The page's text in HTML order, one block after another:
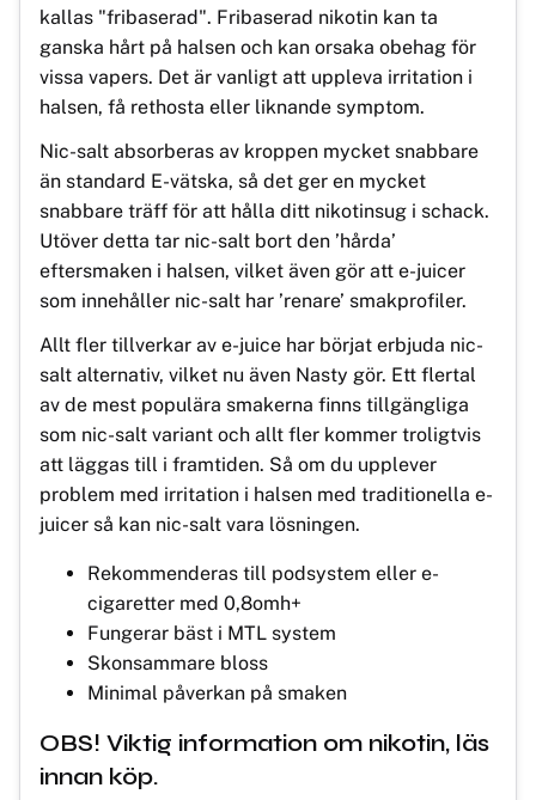
kallas "fribaserad". Fribaserad nikotin kan ta
ganska hårt på halsen och kan orsaka obehag för
vissa vapers. Det är vanligt att uppleva irritation i
halsen, få rethosta eller liknande symptom.
Nic-salt absorberas av kroppen mycket snabbare
än standard E-vätska, så det ger en mycket
snabbare träff för att hålla ditt nikotinsug i schack.
Utöver detta tar nic-salt bort den ’hårda’
eftersmaken i halsen, vilket även gör att e-juicer
som innehåller nic-salt har ’renare’ smakprofiler.
Allt fler tillverkar av e-juice har börjat erbjuda nic-
salt alternativ, vilket nu även Nasty gör. Ett flertal
av de mest populära smakerna finns tillgängliga
som nic-salt variant och allt fler kommer troligtvis
att läggas till i framtiden. Så om du upplever
problem med irritation i halsen med traditionella e-
juicer så kan nic-salt vara lösningen.
Rekommenderas till podsystem eller e-
cigaretter med 0,8omh+
Fungerar bäst i MTL system
Skonsammare bloss
Minimal påverkan på smaken
OBS! Viktig information om nikotin, läs
innan köp.